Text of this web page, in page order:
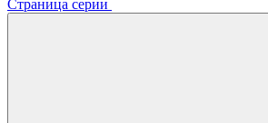
Страница серии